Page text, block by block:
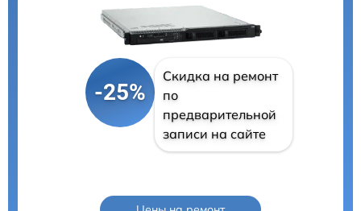
-25%
Скидка на ремонт
по
предварительной
записи на сайте